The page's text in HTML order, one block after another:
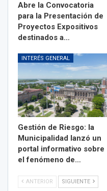
Abre la Convocatoria
para la Presentación de
Proyectos Expositivos
destinados a…
INTERÉS GENERAL
Gestión de Riesgo: la
Municipalidad lanzó un
portal informativo sobre
el fenómeno de…
ANTERIOR SIGUIENTE